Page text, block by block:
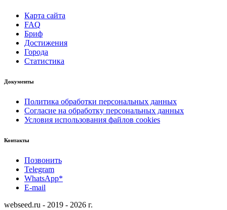
Карта сайта
FAQ
Бриф
Достижения
Города
Статистика
Документы
Политика обработки персональных данных
Согласие на обработку персональных данных
Условия использования файлов cookies
Контакты
Позвонить
Telegram
WhatsApp*
E-mail
webseed.ru - 2019 - 2026 г.